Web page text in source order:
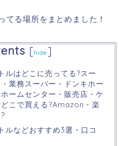
てる場所をまとめました！
[hide ]
ルはどこに売ってる?スー
業務スーパー・ドンキホー
ームセンター・販売店・ケ
こで買える?Amazon・楽
ルなどおすすめ3選・口コ